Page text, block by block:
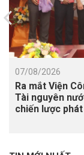
07/08/2026
Ra mắt Viện
Tài nguyên
chiến lược